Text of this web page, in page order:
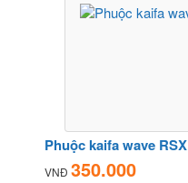
Phuộc kaifa wave RSX
VNĐ350.000